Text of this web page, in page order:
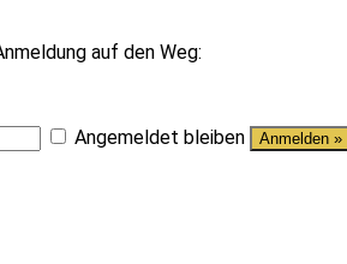
auf den Weg:
Angemeldet bleiben